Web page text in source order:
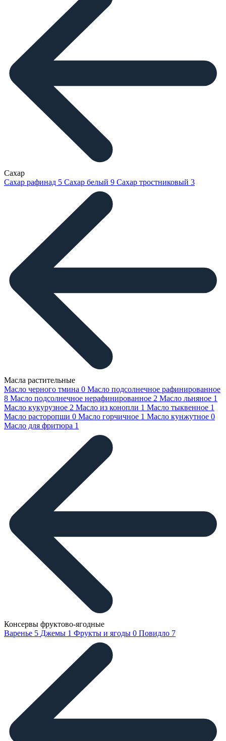
Сахар
Сахар рафинад 5 Сахар белый 9 Сахар тростниковый 3
Масла растительные
Масло черного тмина 0 Масло подсолнечное рафинированное
8 Масло подсолнечное нерафинированное 2 Масло льняное 1
Масло кукурузное 2 Масло из конопли 1 Масло тыквенное 1
Масло расторопши 0 Масло горчичное 1 Масло кунжутное 0
Масло для фритюра 1
Консервы фруктово-ягодные
Варенье 5 Джемы 1 Фрукты и ягоды 0 Повидло 7